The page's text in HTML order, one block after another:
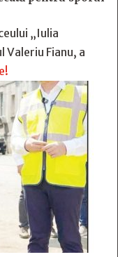
„Iulia
Fianu, a